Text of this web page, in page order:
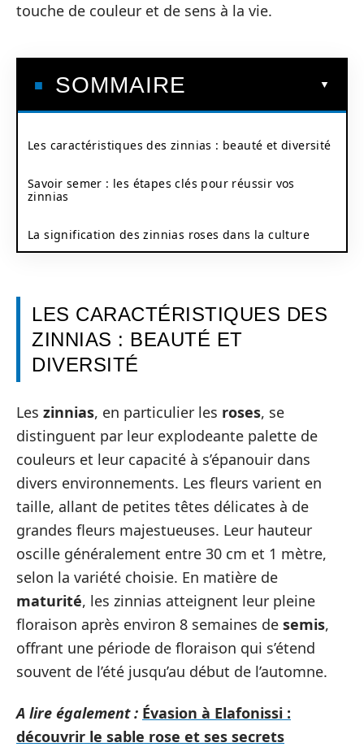
touche de couleur et de sens à la vie.
SOMMAIRE
Les caractéristiques des zinnias : beauté et diversité
Savoir semer : les étapes clés pour réussir vos
zinnias
La signification des zinnias roses dans la culture
LES CARACTÉRISTIQUES DES
ZINNIAS : BEAUTÉ ET
DIVERSITÉ
Les zinnias, en particulier les roses, se
distinguent par leur explodeante palette de
couleurs et leur capacité à s’épanouir dans
divers environnements. Les fleurs varient en
taille, allant de petites têtes délicates à de
grandes fleurs majestueuses. Leur hauteur
oscille généralement entre 30 cm et 1 mètre,
selon la variété choisie. En matière de
maturité, les zinnias atteignent leur pleine
floraison après environ 8 semaines de semis,
offrant une période de floraison qui s’étend
souvent de l’été jusqu’au début de l’automne.
A lire également : Évasion à Elafonissi :
découvrir le sable rose et ses secrets